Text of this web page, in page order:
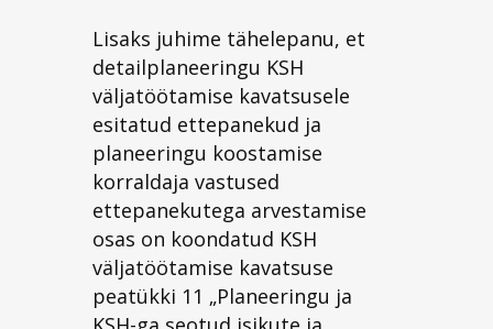
Lisaks juhime tähelepanu, et
detailplaneeringu KSH
väljatöötamise kavatsusele
esitatud ettepanekud ja
planeeringu koostamise
korraldaja vastused
ettepanekutega arvestamise
osas on koondatud KSH
väljatöötamise kavatsuse
peatükki 11 „Planeeringu ja